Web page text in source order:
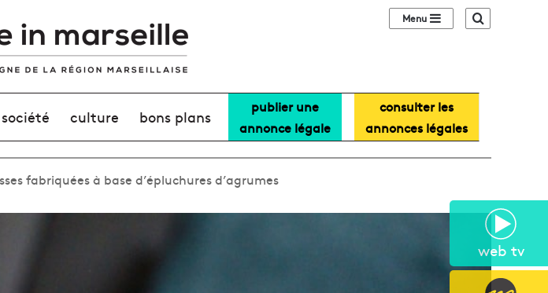
web tv
Sidebar (barre
société culture bons plans
publier une
annonce légale
consulter les
annonces légales
fabriquées à base d’épluchures d’agrumes